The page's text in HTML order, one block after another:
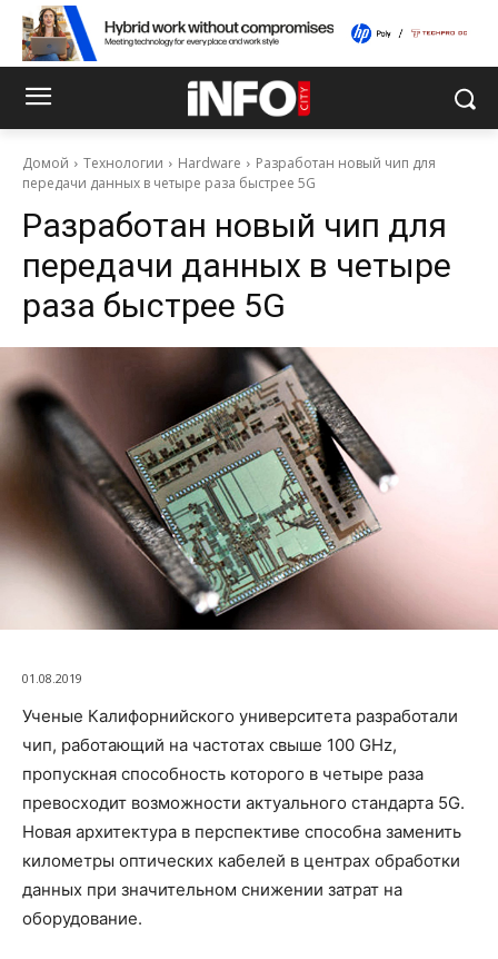
Домой Технологии Hardware
Разработан новый чип для
передачи данных в четыре раза быстрее 5G
Разработан новый чип для
передачи данных в четыре
раза быстрее 5G
01.08.2019
Ученые Калифорнийского университета разработали
чип, работающий на частотах свыше 100 GHz,
пропускная способность которого в четыре раза
превосходит возможности актуального стандарта 5G.
Новая архитектура в перспективе способна заменить
километры оптических кабелей в центрах обработки
данных при значительном снижении затрат на
оборудование.